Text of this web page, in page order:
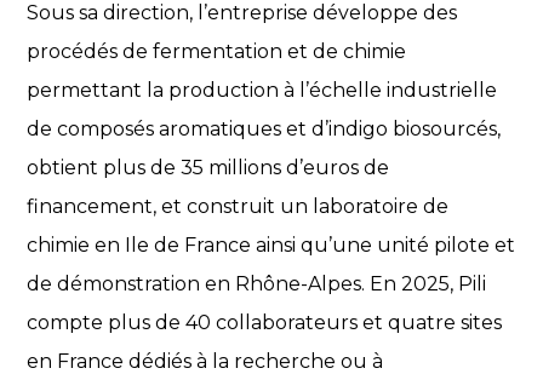
Sous sa direction, l’entreprise développe des
procédés de fermentation et de chimie
permettant la production à l’échelle industrielle
de composés aromatiques et d’indigo biosourcés,
obtient plus de 35 millions d’euros de
financement, et construit un laboratoire de
chimie en Ile de France ainsi qu’une unité pilote et
de démonstration en Rhône-Alpes. En 2025, Pili
compte plus de 40 collaborateurs et quatre sites
en France dédiés à la recherche ou à